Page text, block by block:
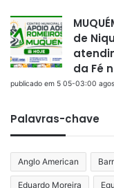
de
da Fé
publicado em 5 05-03:00
Palavras-chave
Anglo American
Eduardo Moreira